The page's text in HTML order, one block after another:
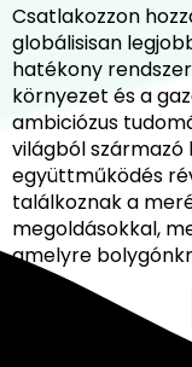
Csatlakozzon
globálisisan
hatékony
környezet és a
ambiciózus
világból
együttműködés
találkoznak a
megoldásokkal,
amelyre